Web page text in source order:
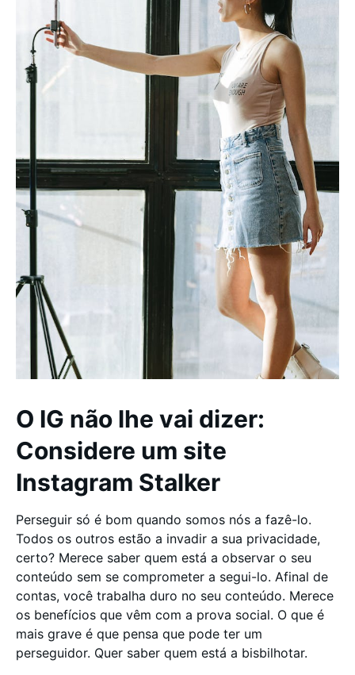
O IG não lhe vai dizer:
Considere um site
Instagram Stalker
Perseguir só é bom quando somos nós a fazê-lo.
Todos os outros estão a invadir a sua privacidade,
certo? Merece saber quem está a observar o seu
conteúdo sem se comprometer a segui-lo. Afinal de
contas, você trabalha duro no seu conteúdo. Merece
os benefícios que vêm com a prova social. O que é
mais grave é que pensa que pode ter um
perseguidor. Quer saber quem está a bisbilhotar.